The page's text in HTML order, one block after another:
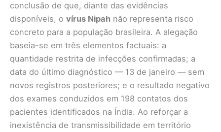
conclusão de que, diante das evidências
disponíveis, o vírus Nipah não representa risco
concreto para a população brasileira. A alegação
baseia-se em três elementos factuais: a
quantidade restrita de infecções confirmadas; a
data do último diagnóstico — 13 de janeiro — sem
novos registros posteriores; e o resultado negativo
dos exames conduzidos em 198 contatos dos
pacientes identificados na Índia. Ao reforçar a
inexistência de transmissibilidade em território